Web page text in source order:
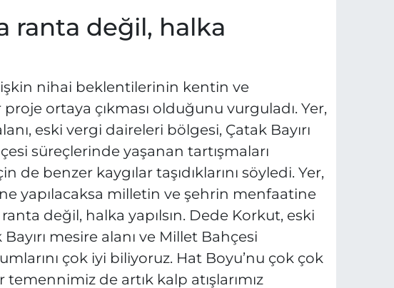
ranta değil, halka
nihai beklentilerinin kentin ve
ortaya çıkması olduğunu vurguladı. Yer,
eski vergi daireleri bölgesi, Çatak Bayırı
süreçlerinde yaşanan tartışmaları
de benzer kaygılar taşıdıklarını söyledi. Yer,
yapılacaksa milletin ve şehrin menfaatine
ranta değil, halka yapılsın. Dede Korkut, eski
mesire alanı ve Millet Bahçesi
çok iyi biliyoruz. Hat Boyu’nu çok çok
de artık kalp atışlarımız